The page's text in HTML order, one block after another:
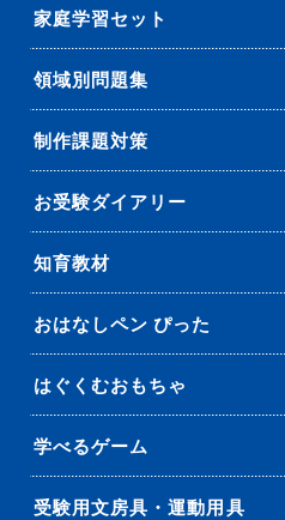
家庭学習セット
領域別問題集
制作課題対策
お受験ダイアリー
知育教材
おはなしペン ぴった
はぐくむおもちゃ
学べるゲーム
受験用文房具・運動用具